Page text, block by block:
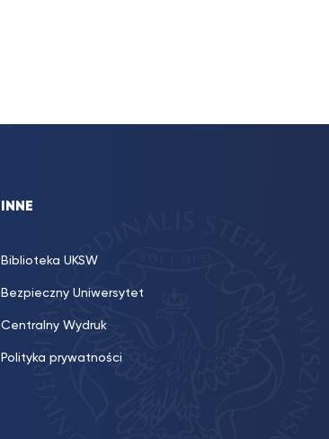
INNE
Biblioteka UKSW
Bezpieczny Uniwersytet
Centralny Wydruk
Polityka prywatności